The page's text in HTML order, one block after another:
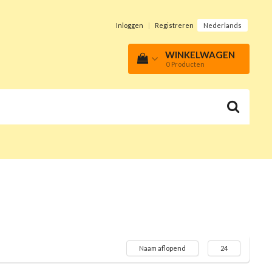
Inloggen | Registreren Nederlands
WINKELWAGEN
0 Producten
Naam aflopend 24